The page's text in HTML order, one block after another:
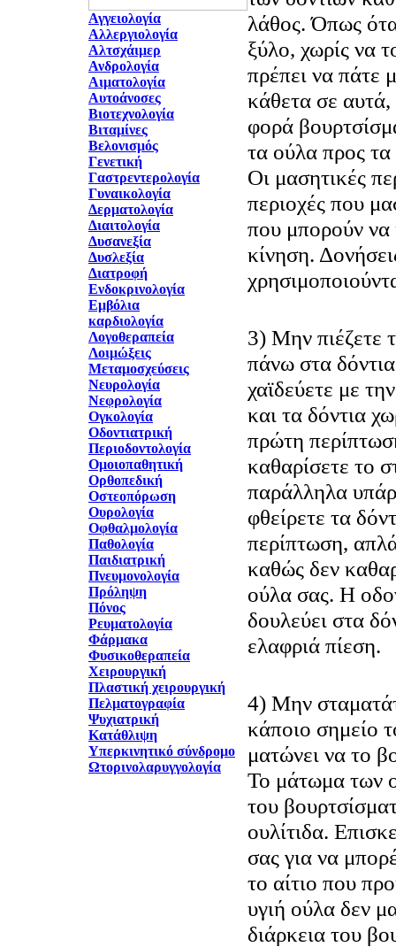
Αγγειολογία
Αλλεργιολογία
Αλτσχάιμερ
Ανδρολογία
Αιματολογία
Αυτοάνοσες
Βιοτεχνολογία
Βιταμίνες
Βελονισμός
Γενετική
Γαστρεντερολογία
Γυναικολογία
Δερματολογία
Διαιτολογία
Δυσανεξία
Δυσλεξία
Διατροφή
Ενδοκρινολογία
Εμβόλια
καρδιολογία
Λογοθεραπεία
Λοιμώξεις
Μεταμοσχεύσεις
Νευρολογία
Νεφρολογία
Ογκολογία
Οδοντιατρική
Περιοδοντολογία
Ομοιοπαθητική
Ορθοπεδική
Οστεοπόρωση
Ουρολογία
Οφθαλμολογία
Παθολογία
Παιδιατρική
Πνευμονολογία
Πρόληψη
Πόνος
Ρευματολογία
Φάρμακα
Φυσικοθεραπεία
Χειρουργική
Πλαστική χειρουργική
Πελματογραφία
Ψυχιατρική
Κατάθλιψη
Υπερκινητικό σύνδρομο
Ωτορινολαρυγγολογία
λάθος. Όπως
ξύλο, χωρίς να
πρέπει να πάτε
κάθετα σε αυτά,
φορά
τα ούλα προς τα
Οι μασητικές
περιοχές που
που μπορούν να
κίνηση.
3) Μην πιέζετε
πάνω στα
χαϊδεύετε με
και τα δόντια
πρώτη
καθαρίσετε το
παράλληλα
φθείρετε τα
περίπτωση,
καθώς δεν
ούλα σας. Η
δουλεύει στα
ελαφριά πίεση.
4) Μην
κάποιο σημείο
ματώνει να το
Το μάτωμα των
του
ουλίτιδα.
σας για να
το αίτιο που
υγιή ούλα δεν
διάρκεια του